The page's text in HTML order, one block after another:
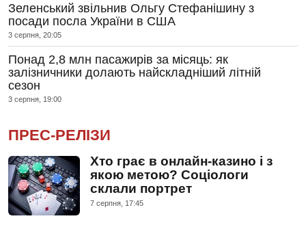
Зеленський звільнив Ольгу Стефанішину з
посади посла України в США
3 серпня, 20:05
Понад 2,8 млн пасажирів за місяць: як
залізничники долають найскладніший літній
сезон
3 серпня, 19:00
ПРЕС-РЕЛІЗИ
Хто грає в онлайн-казино і з
якою метою? Соціологи
склали портрет
7 серпня, 17:45